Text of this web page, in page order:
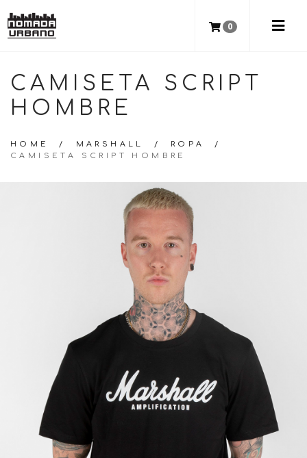
0
CAMISETA SCRIPT
HOMBRE
HOME / MARSHALL / ROPA
/
CAMISETA SCRIPT HOMBRE